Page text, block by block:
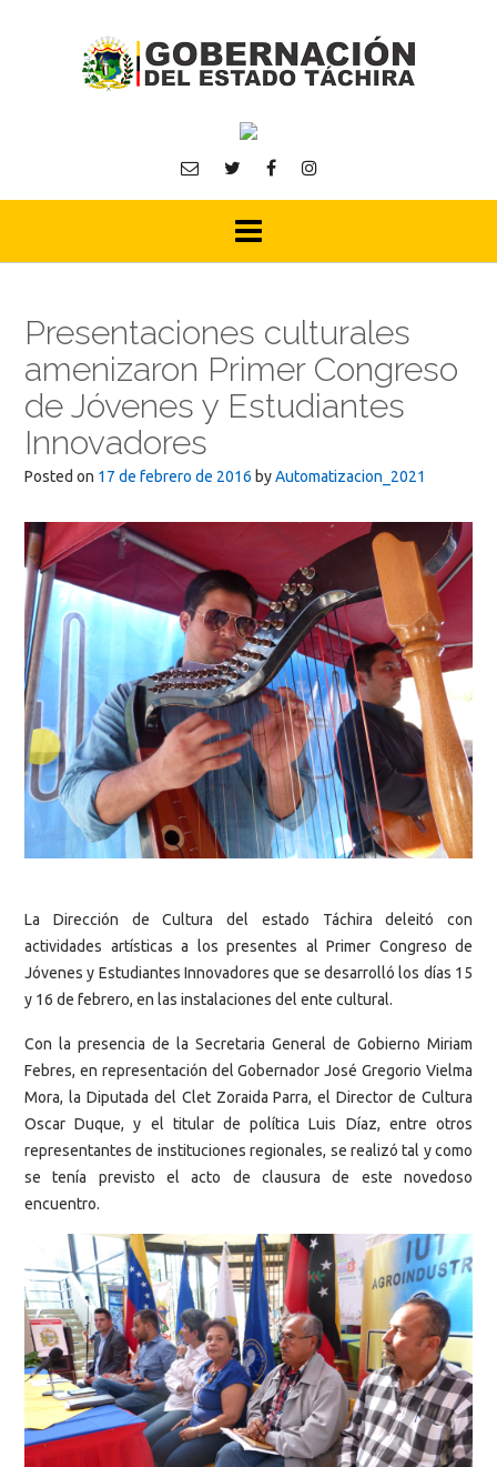
Presentaciones culturales
amenizaron Primer Congreso
de Jóvenes y Estudiantes
Innovadores
Posted on 17 de febrero de 2016 byAutomatizacion_2021
La Dirección de Cultura del estado Táchira deleitó con
actividades artísticas a los presentes al Primer Congreso de
Jóvenes y Estudiantes Innovadores que se desarrolló los días 15
y 16 de febrero, en las instalaciones del ente cultural.
Con la presencia de la Secretaria General de Gobierno Miriam
Febres, en representación del Gobernador José Gregorio Vielma
Mora, la Diputada del Clet Zoraida Parra, el Director de Cultura
Oscar Duque, y el titular de política Luis Díaz, entre otros
representantes de instituciones regionales, se realizó tal y como
se tenía previsto el acto de clausura de este novedoso
encuentro.